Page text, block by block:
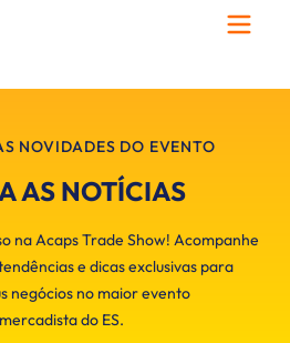
NOVIDADES DO EVENTO
AS NOTÍCIAS
na Acaps Trade Show! Acompanhe
e dicas exclusivas para
negócios no maior evento
do ES.